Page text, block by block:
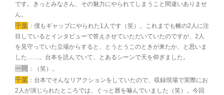
です。きっとみなさん、その魅力にやられてしまうこと間違いありませ
ん。
千葉 ：僕もギャップにやられた1人です（笑）。これまでも帷の2人に注
目しているとインタビューで答えさせていただいていたのですが、2人
を見守っていた立場からすると、とうとうこのときが来たか、と思いま
した……。台本を読んでいて、とあるシーンで天を仰ぎました。
一同 ：（笑）。
千葉 ：台本でそんなリアクションをしていたので、収録現場で実際にお
2人が演じられたところでは、ぐっと唇を噛んでいました（笑）。今回